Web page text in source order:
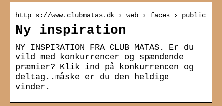
http s://www.clubmatas.dk › web › faces › public
Ny inspiration
NY INSPIRATION FRA CLUB MATAS. Er du
vild med konkurrencer og spændende
præmier? Klik ind på konkurrencen og
deltag..måske er du den heldige
vinder.